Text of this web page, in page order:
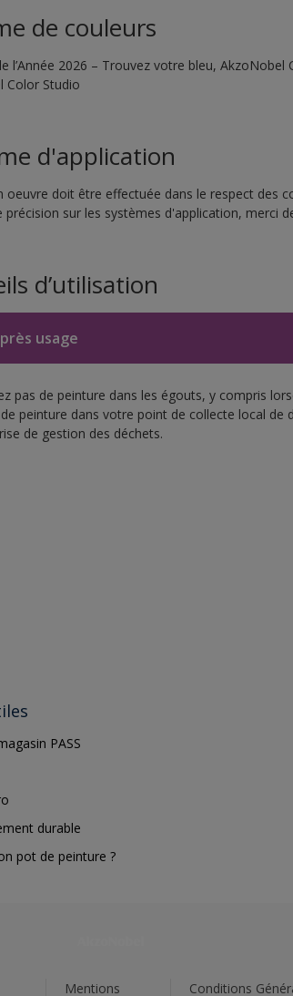
de couleurs
l’Année 2026 – Trouvez votre bleu,
Color Studio
d'application
oeuvre doit être effectuée dans le respect des
précision sur les systèmes d'application, merci
d’utilisation
usage
pas de peinture dans les égouts, y compris
peinture dans votre point de collecte local
de gestion des déchets.
PASS
durable
pot de peinture ?
Mentions Conditions